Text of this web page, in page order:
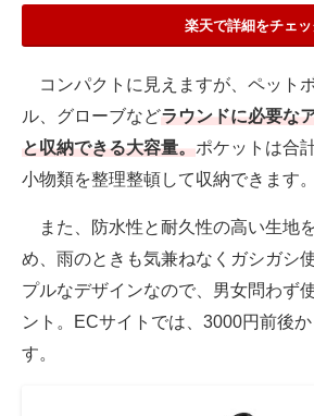
楽天で詳細をチェッ
コンパクトに見えますが、ペット
ル、グローブなどラウンドに必要な
と収納できる大容量。ポケットは合
小物類を整理整頓して収納できます。
また、防水性と耐久性の高い生地
め、雨のときも気兼ねなくガシガシ
プルなデザインなので、男女問わず
ント。ECサイトでは、3000円前後
す。